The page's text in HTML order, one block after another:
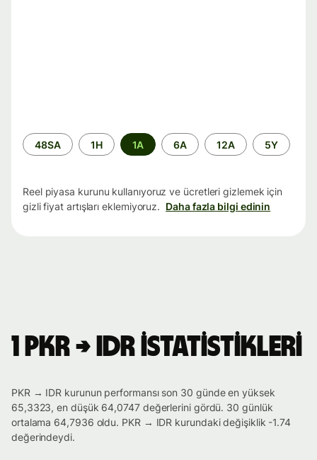
Zaman
aralığı
48SA 1H 1A 6A 12A 5Y
Reel piyasa kurunu kullanıyoruz ve ücretleri gizlemek için
gizli fiyat artışları eklemiyoruz. Daha fazla bilgi edinin
1 PKR → IDR istatistikleri
PKR → IDR kurunun performansı son 30 günde en yüksek
65,3323, en düşük 64,0747 değerlerini gördü. 30 günlük
ortalama 64,7936 oldu. PKR → IDR kurundaki değişiklik -1.74
değerindeydi.